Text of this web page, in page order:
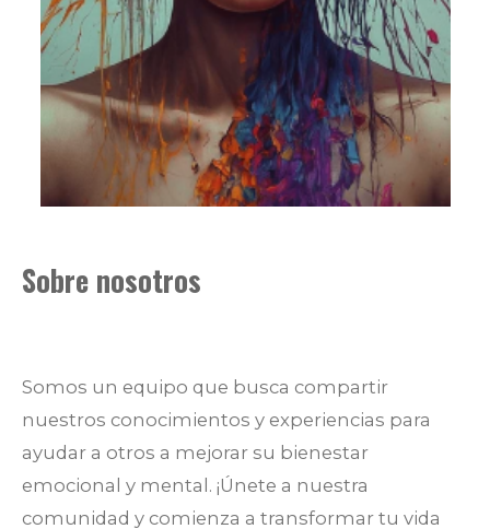
Sobre nosotros
Somos un equipo que busca compartir
nuestros conocimientos y experiencias para
ayudar a otros a mejorar su bienestar
emocional y mental. ¡Únete a nuestra
comunidad y comienza a transformar tu vida